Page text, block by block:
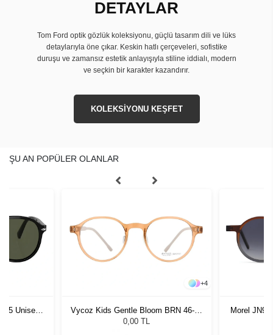
DETAYLAR
Tom Ford optik gözlük koleksiyonu, güçlü tasarım dili ve lüks
detaylarıyla öne çıkar. Keskin hatlı çerçeveleri, sofistike
duruşu ve zamansız estetik anlayışıyla stiline iddialı, modern
ve seçkin bir karakter kazandırır.
KOLEKSİYONU KEŞFET
ŞU AN POPÜLER OLANLAR
55 Unisex
+4
Vycoz Kids Gentle Bloom BRN 46-19
135
0,00 TL
Morel